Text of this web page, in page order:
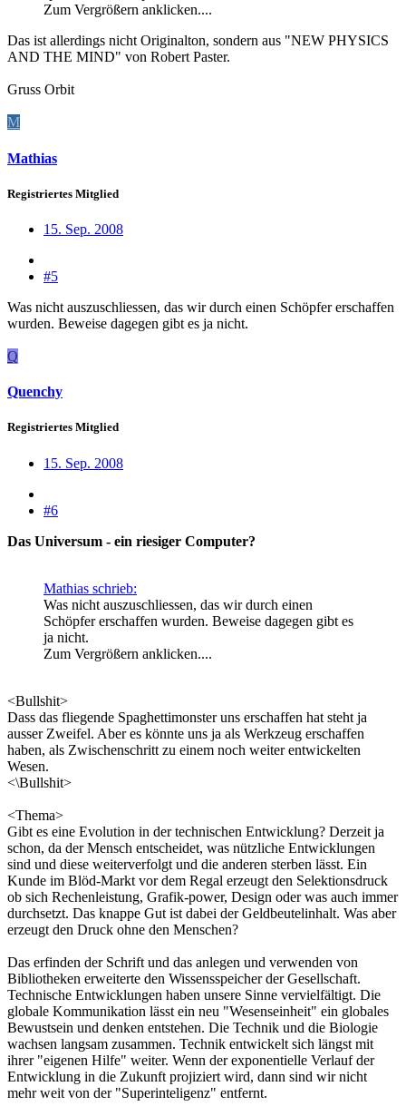
Zum Vergrößern anklicken....
Das ist allerdings nicht Originalton, sondern aus "NEW PHYSICS
AND THE MIND" von Robert Paster.
Gruss Orbit
M
Mathias
Registriertes Mitglied
15. Sep. 2008
#5
Was nicht auszuschliessen, das wir durch einen Schöpfer erschaffen
wurden. Beweise dagegen gibt es ja nicht.
Q
Quenchy
Registriertes Mitglied
15. Sep. 2008
#6
Das Universum - ein riesiger Computer?
Mathias schrieb:
Was nicht auszuschliessen, das wir durch einen
Schöpfer erschaffen wurden. Beweise dagegen gibt es
ja nicht.
Zum Vergrößern anklicken....
<Bullshit>
Dass das fliegende Spaghettimonster uns erschaffen hat steht ja
ausser Zweifel. Aber es könnte uns ja als Werkzeug erschaffen
haben, als Zwischenschritt zu einem noch weiter entwickelten
Wesen.
<\Bullshit>
<Thema>
Gibt es eine Evolution in der technischen Entwicklung? Derzeit ja
schon, da der Mensch entscheidet, was nützliche Entwicklungen
sind und diese weiterverfolgt und die anderen sterben lässt. Ein
Kunde im Blöd-Markt vor dem Regal erzeugt den Selektionsdruck
ob sich Rechenleistung, Grafik-power, Design oder was auch immer
durchsetzt. Das knappe Gut ist dabei der Geldbeutelinhalt. Was aber
erzeugt den Druck ohne den Menschen?
Das erfinden der Schrift und das anlegen und verwenden von
Bibliotheken erweiterte den Wissensspeicher der Gesellschaft.
Technische Entwicklungen haben unsere Sinne vervielfältigt. Die
globale Kommunikation lässt ein neu "Wesenseinheit" ein globales
Bewustsein und denken entstehen. Die Technik und die Biologie
wachsen langsam zusammen. Technik entwickelt sich längst mit
ihrer "eigenen Hilfe" weiter. Wenn der exponentielle Verlauf der
Entwicklung in die Zukunft projiziert wird, dann sind wir nicht
mehr weit von der "Superinteligenz" entfernt.